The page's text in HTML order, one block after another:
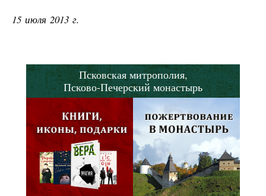
15 июля 2013 г.
Псковская митрополия,
Псково-Печерский монастырь